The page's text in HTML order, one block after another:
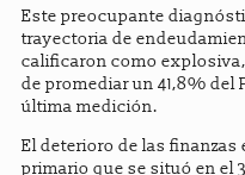
Este preocupante
trayectoria de
calificaron como
de promediar un 41,8% del
última medición.
El deterioro de las
primario que se situó en el